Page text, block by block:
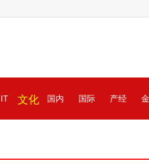
IT 文化 国内 国际 产经